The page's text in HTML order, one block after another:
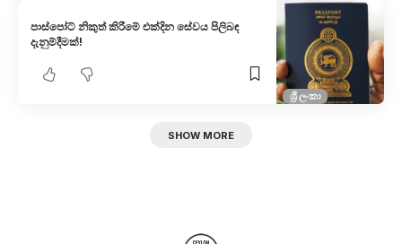
ශ්‍රී ලංකා
පාස්පෝට් නිකුත් කිරීමේ එක්දින සේවය පිලිබඳ
දැනුම්දීමක්!
SHOW MORE